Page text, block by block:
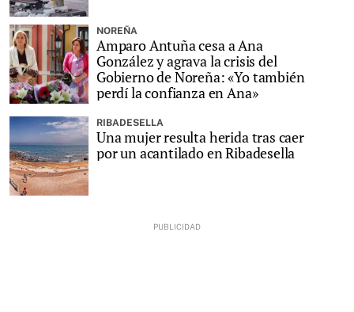
NOREÑA
Amparo Antuña cesa a Ana
González y agrava la crisis del
Gobierno de Noreña: «Yo también
perdí la confianza en Ana»
RIBADESELLA
Una mujer resulta herida tras caer
por un acantilado en Ribadesella